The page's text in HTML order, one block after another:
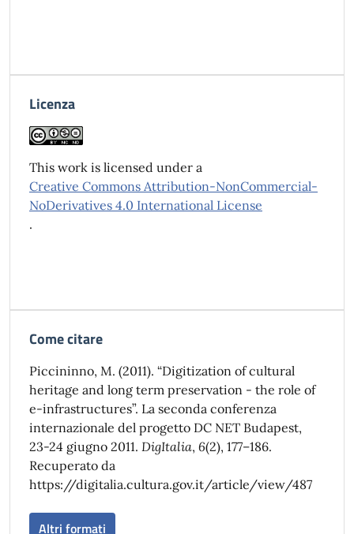
Licenza
This work is licensed under a
Creative Commons Attribution-NonCommercial-
NoDerivatives 4.0 International License
.
Come citare
Piccininno, M. (2011). “Digitization of cultural
heritage and long term preservation - the role of
e-infrastructures”. La seconda conferenza
internazionale del progetto DC NET Budapest,
23-24 giugno 2011. DigItalia, 6(2), 177–186.
Recuperato da
https://digitalia.cultura.gov.it/article/view/487
Altri formati